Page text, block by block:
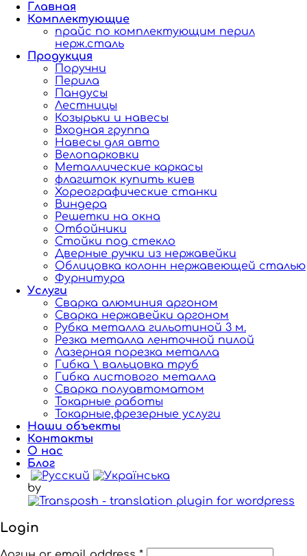
Главная
Комплектующие
прайс по комплектующим перил
нерж.сталь
Продукция
Поручни
Перила
Пандусы
Лестницы
Козырьки и навесы
Входная группа
Навесы для авто
Велопарковки
Металлические каркасы
флагшток купить киев
Хореографические станки
Виндера
Решетки на окна
Отбойники
Стойки под стекло
Дверные ручки из нержавейки
Облицовка колонн нержавеющей сталью
Фурнитура
Услуги
Сварка алюминия аргоном
Сварка нержавейки аргоном
Рубка металла гильотиной 3 м.
Резка металла ленточной пилой
Лазерная порезка металла
Гибка \ вальцовка труб
Гибка листового металла
Сварка полуавтоматом
Токарные работы
Токарные,фрезерные услуги
Наши объекты
Контакты
О нас
Блог
by
Login